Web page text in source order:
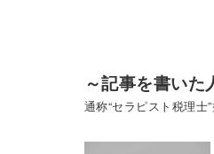
～記事を書いた
通称“セラピスト税理